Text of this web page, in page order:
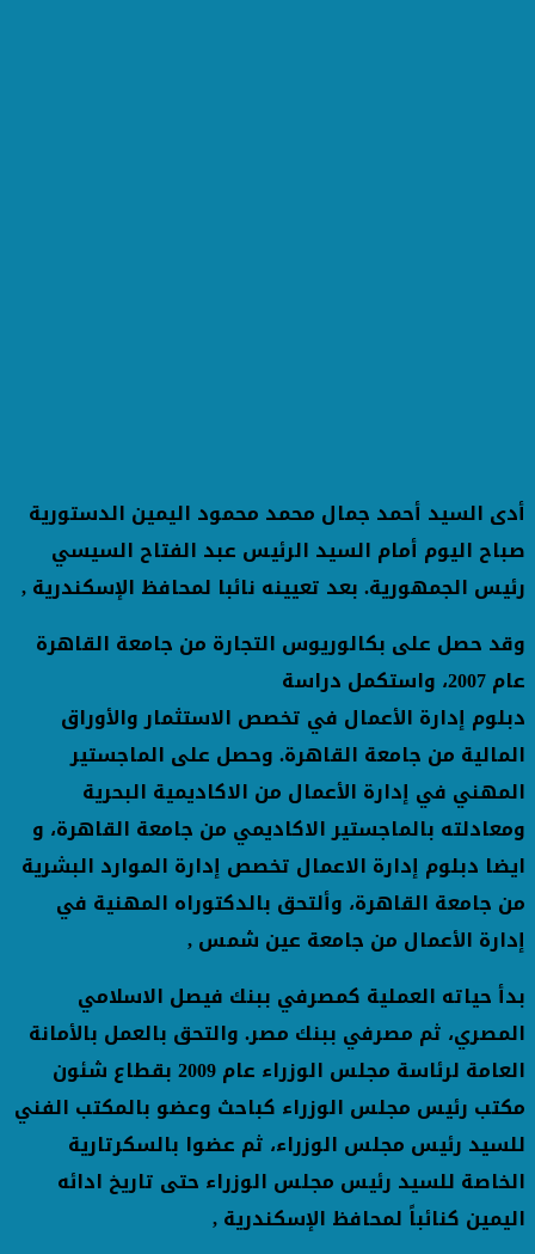
أدى السيد أحمد جمال محمد محمود اليمين الدستورية
صباح اليوم أمام السيد الرئيس عبد الفتاح السيسي
رئيس الجمهورية. بعد تعيينه نائبا لمحافظ الإسكندرية ,
وقد حصل على بكالوريوس التجارة من جامعة القاهرة
عام 2007، واستكمل دراسة
دبلوم إدارة الأعمال في تخصص الاستثمار والأوراق
المالية من جامعة القاهرة. وحصل على الماجستير
المهني في إدارة الأعمال من الاكاديمية البحرية
ومعادلته بالماجستير الاكاديمي من جامعة القاهرة، و
ايضا دبلوم إدارة الاعمال تخصص إدارة الموارد البشرية
من جامعة القاهرة، وألتحق بالدكتوراه المهنية في
إدارة الأعمال من جامعة عين شمس ,
بدأ حياته العملية كمصرفي ببنك فيصل الاسلامي
المصري، ثم مصرفي ببنك مصر. والتحق بالعمل بالأمانة
العامة لرئاسة مجلس الوزراء عام 2009 بقطاع شئون
مكتب رئيس مجلس الوزراء كباحث وعضو بالمكتب الفني
للسيد رئيس مجلس الوزراء، ثم عضوا بالسكرتارية
الخاصة للسيد رئيس مجلس الوزراء حتى تاريخ ادائه
اليمين كنائباً لمحافظ الإسكندرية ,